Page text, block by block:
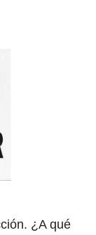
¿A qué